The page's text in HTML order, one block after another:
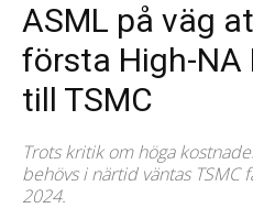
ASML på väg
första High-NA
till TSMC
Trots kritik om höga
behövs i närtid väntas TSMC
2024.